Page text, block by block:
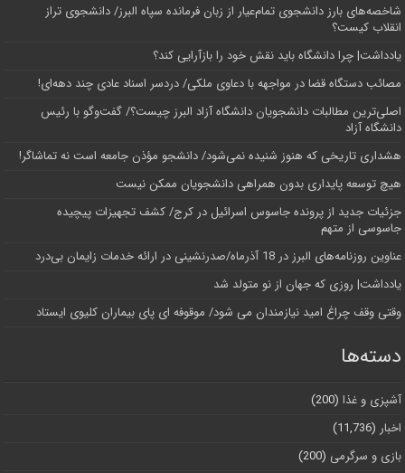
شاخصه‌های بارز دانشجوی تمام‌عیار از زبان فرمانده سپاه البرز/ دانشجوی تراز
انقلاب کیست؟
یادداشت| چرا دانشگاه باید نقش خود را بازآرایی کند؟
مصائب دستگاه قضا در مواجهه با دعاوی ملکی/ دردسر اسناد عادی چند‌ دهه‌ای!
اصلی‌ترین مطالبات دانشجویان دانشگاه آزاد البرز چیست؟/ گفت‌وگو با رئیس
دانشگاه آز‌اد
هشداری تاریخی که هنوز شنیده نمی‌شود/ دانشجو مؤذن جامعه است نه تماشاگر!
هیچ توسعه پایداری بدون همراهی دانشجویان ممکن نیست
جزئیات جدید از پرونده جاسوس اسرائیل در کرج/‌ کشف تجهیزات پیچیده
جاسوسی از متهم
عناوین روزنامه‌های البرز در ‌18 آذرماه/صدرنشینی در ارائه خدمات زایمان بی‌درد
یادداشت| روزی که جهان از نو متولد شد
وقتی وقف چراغ امید نیازمندان می شود/ موقوفه ای پای بیماران کلیوی ایستاد
دسته‌ها
آشپزی و غذا (200)
اخبار (11,736)
بازی و سرگرمی (200)